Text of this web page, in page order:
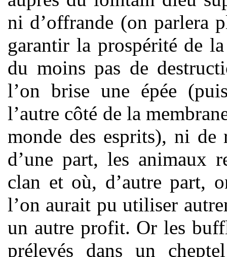
ni d’offrande (on parlera
garantir la prospérité de
du moins pas de
l’on brise une épée
l’autre côté de la
monde des esprits), ni de
d’une part, les animaux
clan et où, d’autre part,
l’on aurait pu utiliser
un autre profit. Or les
prélevés dans un